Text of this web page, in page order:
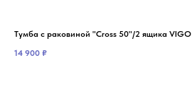
Тумба с раковиной "Cross 50"/2 ящика VIGO
14 900 ₽